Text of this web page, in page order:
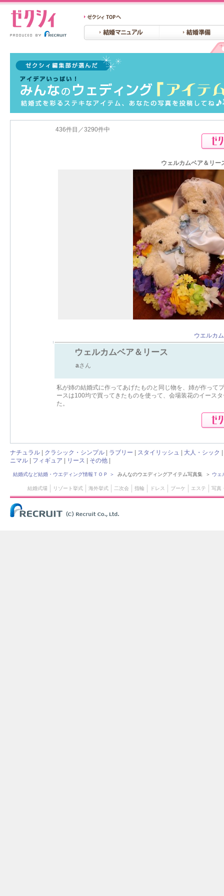
436件目／3290件中
ウェルカムベア＆リー
ウエルカ
ウェルカムベア＆リース
aさん
私が姉の結婚式に作ってあげたものと同じ物を、姉が作って
ースは100均で買ってきたものを使って、会場装花のイース
た。
ナチュラル クラシック・シンプル ラブリー スタイリッシュ 大人・シック
ニマル
フィギュア リース その他
結婚式など結婚・ウエディング情報ＴＯＰ ＞ みんなのウエディングアイテム写真集 ＞ ウェ
結婚式場 リゾート挙式 海外挙式 二次会 指輪 ドレス ブーケ エステ 写真